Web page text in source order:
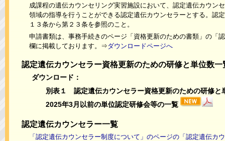
成課程の遺伝カウンセリング実習施設において、認定遺伝カウン
領域の指導を行うことができる認定遺伝カウンセラーとする。認
１３条から第２３条を参照のこと。
申請書類は、事務手続きのページ「資格更新のための書類」の「
欄に掲載しております。⇒ダウンロードページへ
認定遺伝カウンセラー資格更新のための研修と単位数一
ダウンロード：
別表１ 認定遺伝カウンセラー資格更新のための研修と
2025年3月以前の単位認定研修会等の一覧
認定遺伝カウンセラー一覧
「認定遺伝カウンセラー制度について」のページの「認定遺伝カ